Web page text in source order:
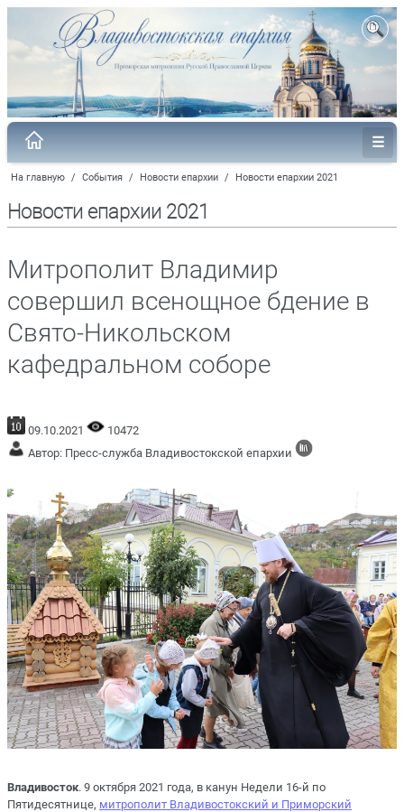
На главную / События / Новости епархии / Новости епархии 2021
Новости епархии 2021
Митрополит Владимир
совершил всенощное бдение в
Свято-Никольском
кафедральном соборе
09.10.2021
10472
Автор: Пресс-служба Владивостокской епархии
Владивосток. 9 октября 2021 года, в канун Недели 16-й по
Пятидесятнице, митрополит Владивостокский и Приморский